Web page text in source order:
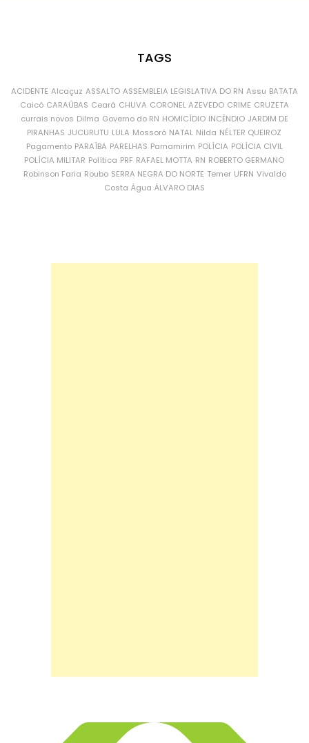
TAGS
ACIDENTE Alcaçuz ASSALTO ASSEMBLEIA LEGISLATIVA DO RN Assu BATATA
Caicó CARAÚBAS Ceará CHUVA CORONEL AZEVEDO CRIME CRUZETA
currais novos Dilma Governo do RN HOMICÍDIO INCÊNDIO JARDIM DE
PIRANHAS JUCURUTU LULA Mossoró NATAL Nilda NÉLTER QUEIROZ
Pagamento PARAÍBA PARELHAS Parnamirim POLÍCIA POLÍCIA CIVIL
POLÍCIA MILITAR Política PRF RAFAEL MOTTA RN ROBERTO GERMANO
Robinson Faria Roubo SERRA NEGRA DO NORTE Temer UFRN Vivaldo
Costa Água ÁLVARO DIAS